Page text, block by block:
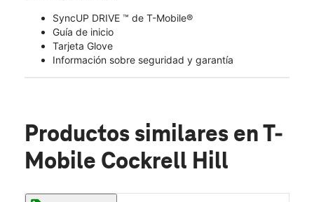
SyncUP DRIVE ™ de T-Mobile®
Guía de inicio
Tarjeta Glove
Información sobre seguridad y garantía
Productos similares en T-
Mobile Cockrell Hill